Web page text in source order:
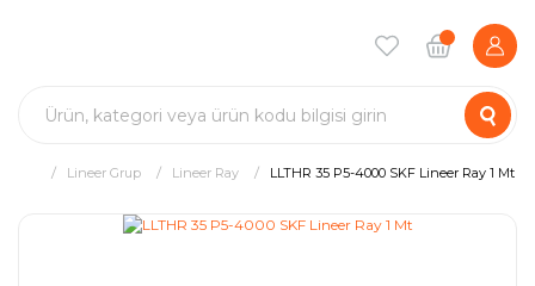
Lineer Grup Lineer Ray LLTHR 35 P5-4000 SKF Lineer Ray 1 Mt